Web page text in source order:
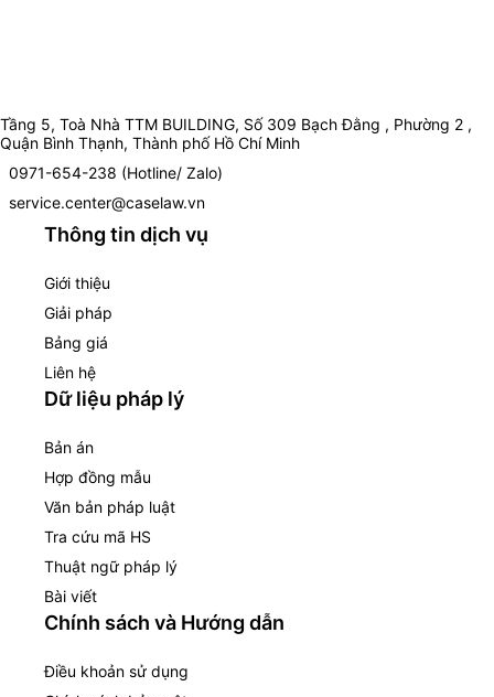
Tầng 5, Toà Nhà TTM BUILDING, Số 309 Bạch Đằng , Phường 2 ,
Quận Bình Thạnh, Thành phố Hồ Chí Minh
0971-654-238 (Hotline/ Zalo)
service.center@caselaw.vn
Thông tin dịch vụ
Giới thiệu
Giải pháp
Bảng giá
Liên hệ
Dữ liệu pháp lý
Bản án
Hợp đồng mẫu
Văn bản pháp luật
Tra cứu mã HS
Thuật ngữ pháp lý
Bài viết
Chính sách và Hướng dẫn
Điều khoản sử dụng